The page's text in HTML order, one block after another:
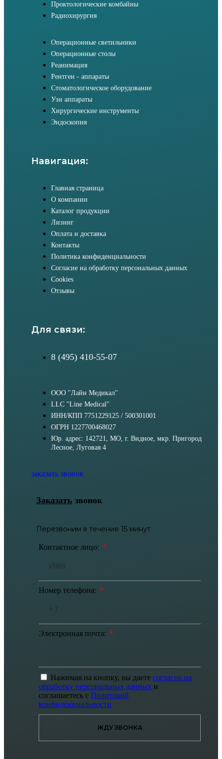
Проктологические комбайны
Радиохирургия
Операционные светильники
Операционные столы
Реанимация
Рентген - аппараты
Стоматологическое оборудование
Узи аппараты
Хирургические инструменты
Эндоскопия
Навигация:
Главная страница
О компании
Каталог продукции
Лизинг
Оплата и доставка
Контакты
Политика конфиденциальности
Согласие на обработку персональных данных
Cookies
Отзывы
Для связи:
8 (495) 410-55-07
ООО "Лайн Медикал"
LLC "Line Medical"
ИНН/КПП 7751229125 / 500301001
ОГРН 1227700468027
Юр. адрес: 142721, МО, г. Видное, мкр. Пригород
Лесное, Луговая 4
заказать звонок
Контактное лицо:
Номер телефона:
Электронная почта:
Нажимая на кнопку, вы даете согласие на
обработку персональных данных и
соглашаетесь с Политикой
конфиденциальности
ЖДУ ЗВОНКА
Перезвоним в течение 15 минут
Заказать звонок